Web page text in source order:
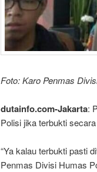
Foto: Karo Penmas
dutainfo.com-Jakarta:
Polisi jika terbukti
“Ya kalau terbukti pasti
Penmas Divisi Humas